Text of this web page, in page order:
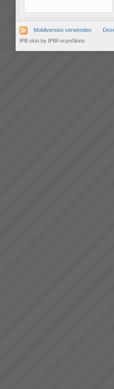
Mobilversion verwenden
IPB skin by IPBForumSkins